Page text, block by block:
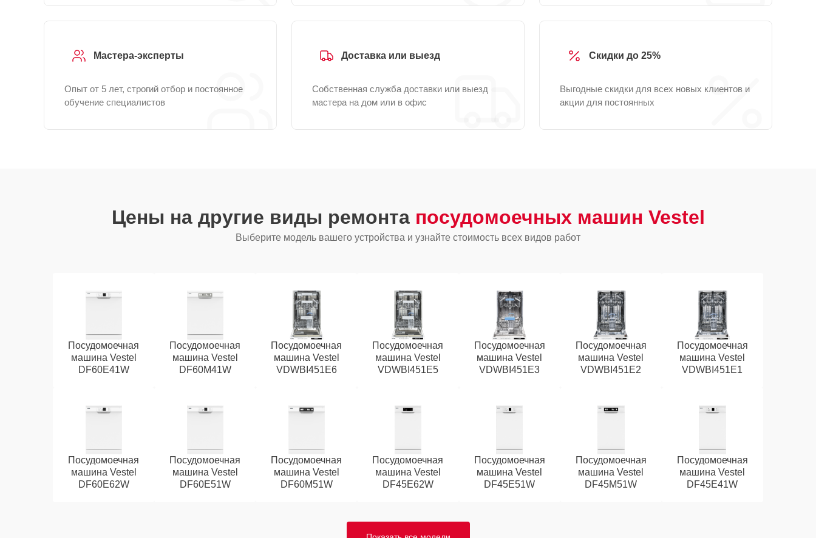
Мастера-эксперты
Опыт от 5 лет, строгий отбор и постоянное
обучение специалистов
Доставка или выезд
Собственная служба доставки или выезд
мастера на дом или в офис
Скидки до 25%
Выгодные скидки для всех новых клиентов и
акции для постоянных
Цены на другие виды ремонта посудомоечных машин Vestel
Выберите модель вашего устройства и узнайте стоимость всех видов работ
Посудомоечная
машина Vestel
DF60E41W
Посудомоечная
машина Vestel
DF60M41W
Посудомоечная
машина Vestel
VDWBI451E6
Посудомоечная
машина Vestel
VDWBI451E5
Посудомоечная
машина Vestel
VDWBI451E3
Посудомоечная
машина Vestel
VDWBI451E2
Посудомоечная
машина Vestel
VDWBI451E1
Посудомоечная
машина Vestel
DF60E62W
Посудомоечная
машина Vestel
DF60E51W
Посудомоечная
машина Vestel
DF60M51W
Посудомоечная
машина Vestel
DF45E62W
Посудомоечная
машина Vestel
DF45E51W
Посудомоечная
машина Vestel
DF45M51W
Посудомоечная
машина Vestel
DF45E41W